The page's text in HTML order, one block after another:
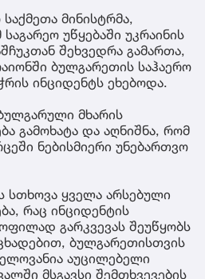
მინისტრმა,
უწყებაში უკრაინის
შეხვედრა გამართა,
ბულგარეთის საჰაერო
ინციდენტს ეხებოდა.
მხარის
გამოხატა და აღნიშნა, რომ
ნებისმიერი უნებართვო
სთხოვა ყველა არსებული
რაც ინციდენტის
გარკვევას შეუწყობს
ბულგარეთისთვის
აუცილებელი
მსგავსი შემთხვევების